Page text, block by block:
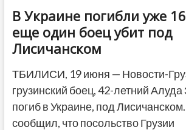
В Украине погибли уже
еще один боец убит под
Лисичанском
ТБИЛИСИ, 19 июня — Новости-
грузинский боец, 42-летний
погиб в Украине, под
сообщил, что посольство Грузии